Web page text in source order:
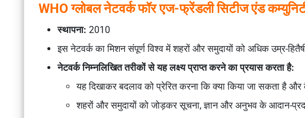
WHO ग्लोबल नेटवर्क फॉर एज-फ्रेंडली सिटीज एंड
स्थापना: 2010
इस नेटवर्क का मिशन संपूर्ण विश्व में शहरों और समुदायों को अधिक उम्र-
नेटवर्क निम्नलिखित तरीकों से यह लक्ष्य प्राप्त करने का प्रयास करता है:
यह दिखाकर बदलाव को प्रेरित करना कि क्या किया जा सकता है
शहरों और समुदायों को जोड़कर सूचना, ज्ञान और अनुभव के आदान-